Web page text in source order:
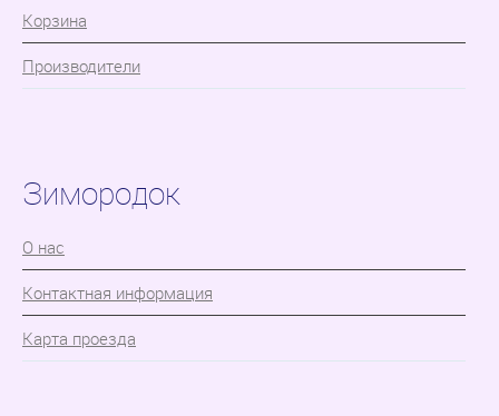
Корзина
Производители
Зимородок
О нас
Контактная информация
Карта проезда